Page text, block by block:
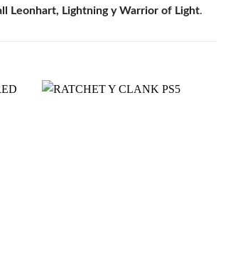
Leonhart, Lightning y Warrior of Light.